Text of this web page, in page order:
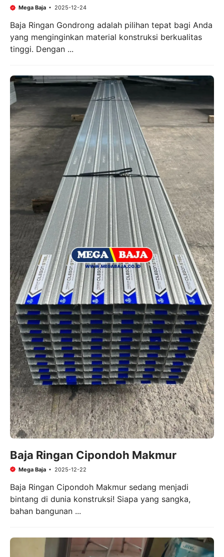
Mega Baja 2025-12-24
Baja Ringan Gondrong adalah pilihan tepat bagi Anda
yang menginginkan material konstruksi berkualitas
tinggi. Dengan ...
Baja Ringan Cipondoh Makmur
Mega Baja 2025-12-22
Baja Ringan Cipondoh Makmur sedang menjadi
bintang di dunia konstruksi! Siapa yang sangka,
bahan bangunan ...